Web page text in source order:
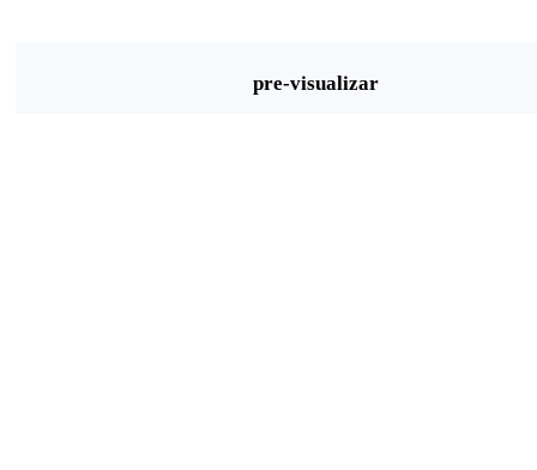
pre-visualizar